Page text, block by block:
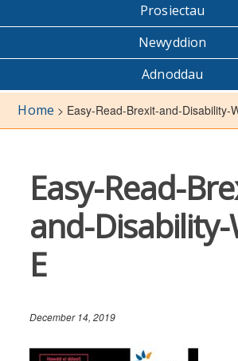
Prosiectau
Newyddion
Adnoddau
Home > Easy-Read-Brexit-and-Disability-
Easy-Read-
and-
E
December 14, 2019